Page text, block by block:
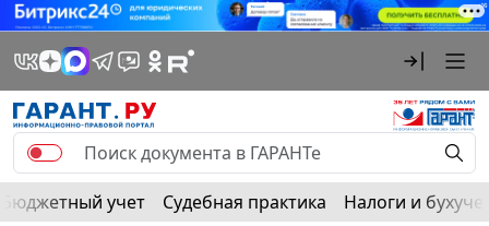
Бюджетный учет Судебная практика Налоги и